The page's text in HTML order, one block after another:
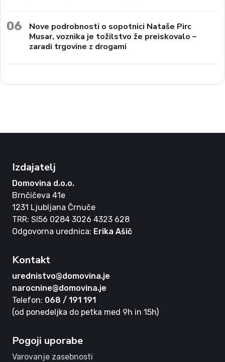
06
Nove podrobnosti o sopotnici Nataše Pirc
Musar, voznika je tožilstvo že preiskovalo –
zaradi trgovine z drogami
Izdajatelj
Domovina d.o.o.
Brnčičeva 41e
1231 Ljubljana Črnuče
TRR: SI56 0284 3026 4323 628
Odgovorna urednica: Erika Ašič
Kontakt
urednistvo@domovina.je
narocnine@domovina.je
Telefon: 068 / 191 191
(od ponedeljka do petka med 9h in 15h)
Pogoji uporabe
Varovanje zasebnosti